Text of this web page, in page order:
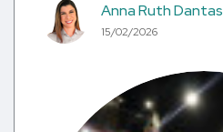
Anna Ruth Dantas
15/02/2026